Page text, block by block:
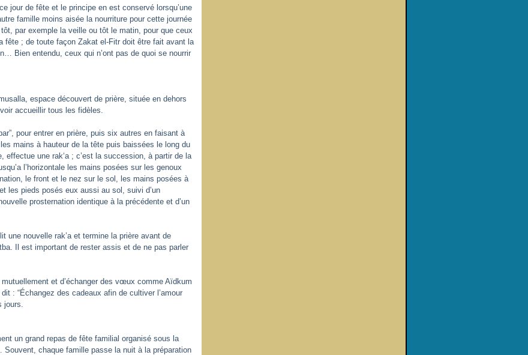
jour de fête et le principe en est conservé lorsqu’une
famille moins aisée la nourriture pour cette journée
par exemple la veille ou tôt le matin, pour que ceux
fête ; de toute façon Zakat el-Fitr doit être fait avant la
Bien entendu, ceux qui n’ont pas de quoi se nourrir
espace découvert de prière, située en dehors
accueillir tous les fidèles.
pour entrer en prière, puis six autres en faisant à
mains à hauteur de la tête puis baissées le long du
une rak‘a ; c’est la succession, à partir de la
l’horizontale les mains posées sur les genoux
le front et le nez sur le sol, les mains posées à
les pieds posés eux aussi au sol, suivi d’un
prosternation identique à la précédente et d’un
une nouvelle rak’a et termine la prière avant de
Il est important de rester assis et de ne pas parler
et d’échanger des vœux comme Aïdkum
: “Échangez des cadeaux afin de cultiver l’amour
jours.
un grand repas de fête familial organisé sous la
chaque famille passe la nuit à la préparation